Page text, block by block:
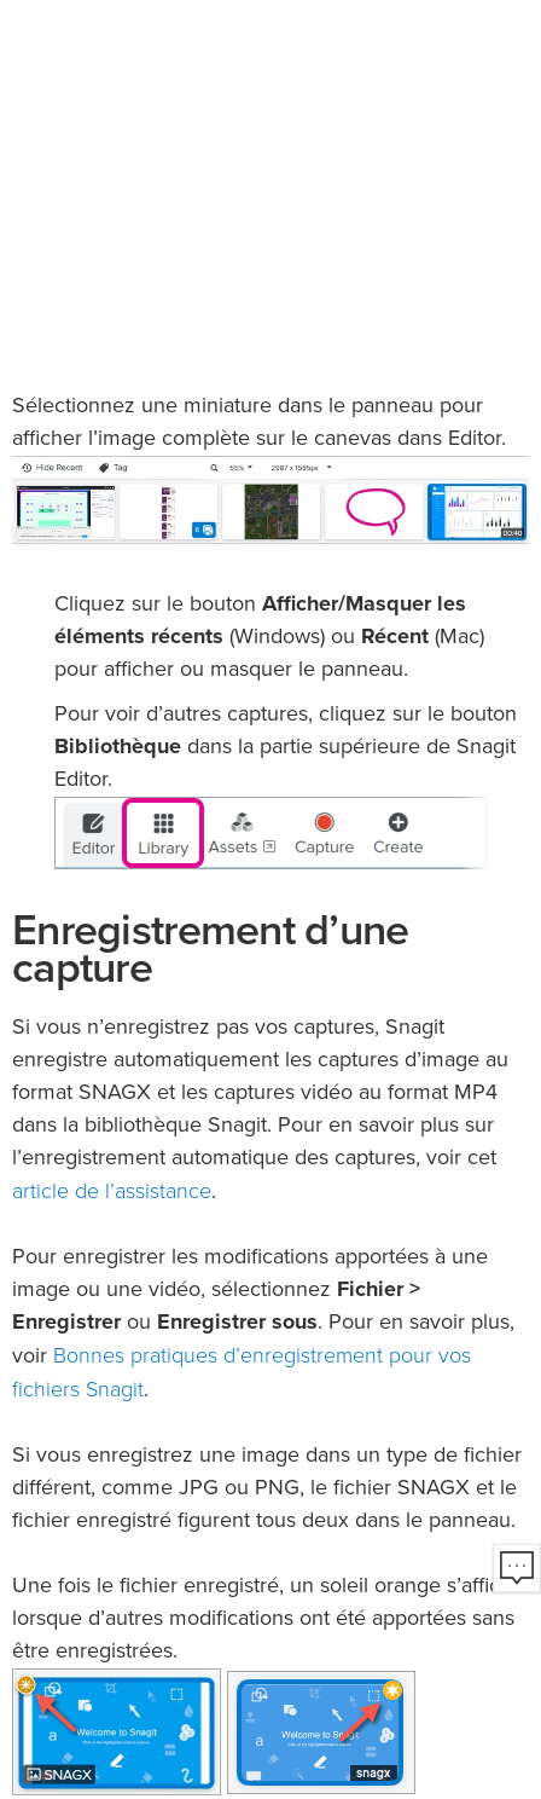
Sélectionnez une miniature dans le panneau pour
afficher l’image complète sur le canevas dans Editor.
Cliquez sur le bouton Afficher/Masquer les
éléments récents (Windows) ou Récent (Mac)
pour afficher ou masquer le panneau.
Pour voir d’autres captures, cliquez sur le bouton
Bibliothèque dans la partie supérieure de Snagit
Editor.
Enregistrement d’une
capture
Si vous n’enregistrez pas vos captures, Snagit
enregistre automatiquement les captures d’image au
format SNAGX et les captures vidéo au format MP4
dans la bibliothèque Snagit. Pour en savoir plus sur
l’enregistrement automatique des captures, voir cet
article de l’assistance.
Pour enregistrer les modifications apportées à une
image ou une vidéo, sélectionnez Fichier >
Enregistrerou Enregistrer sous. Pour en savoir plus,
voir Bonnes pratiques d’enregistrement pour vos
fichiers Snagit.
Si vous enregistrez une image dans un type de fichier
différent, comme JPG ou PNG, le fichier SNAGX et le
fichier enregistré figurent tous deux dans le panneau.
Une fois le fichier enregistré, un soleil orange s’affiche
lorsque d’autres modifications ont été apportées sans
être enregistrées.